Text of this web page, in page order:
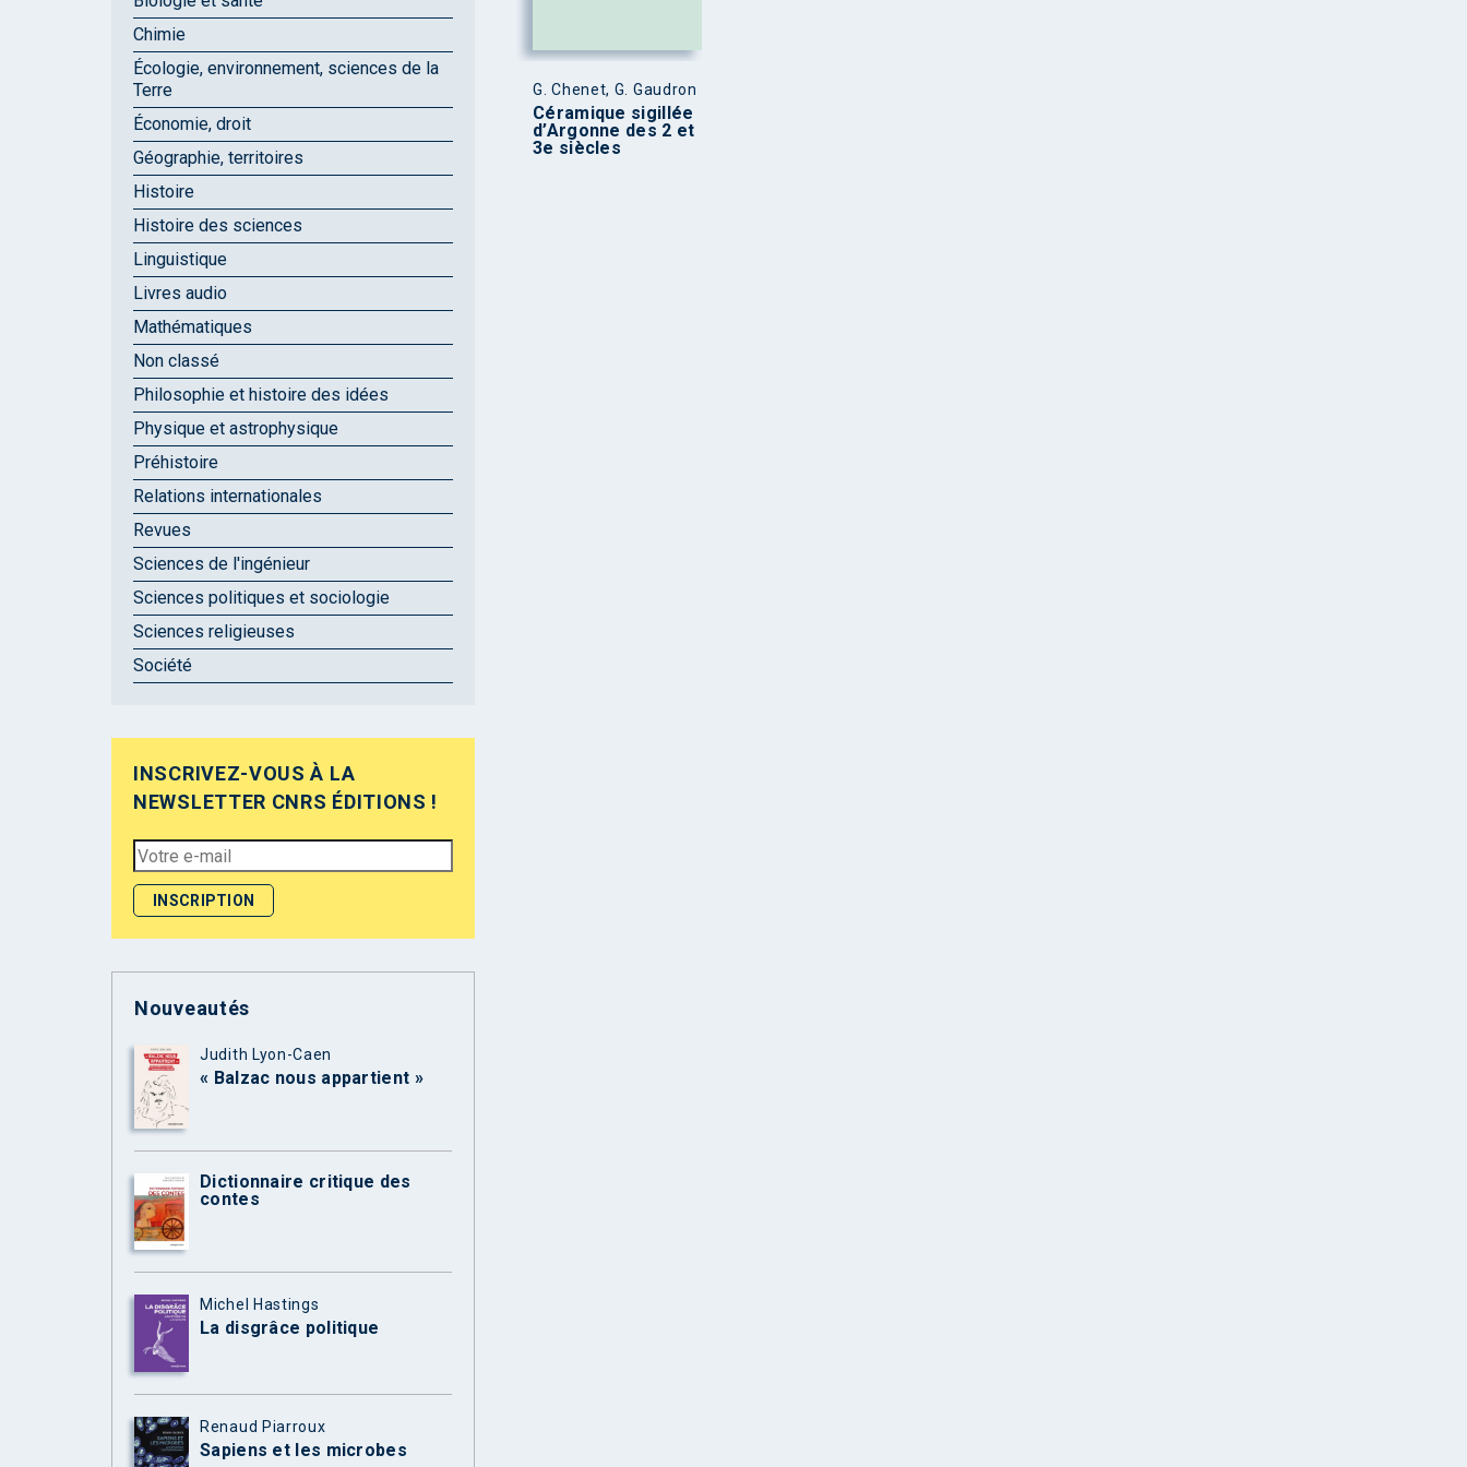
G. Chenet, G. Gaudron
Céramique sigillée
d’Argonne des 2 et
3e siècles
Chimie
Écologie, environnement, sciences de la
Terre
Économie, droit
Géographie, territoires
Histoire
Histoire des sciences
Linguistique
Livres audio
Mathématiques
Non classé
Philosophie et histoire des idées
Physique et astrophysique
Préhistoire
Relations internationales
Revues
Sciences de l'ingénieur
Sciences politiques et sociologie
Sciences religieuses
Société
INSCRIVEZ-VOUS À LA
NEWSLETTER CNRS ÉDITIONS !
Nouveautés
Judith Lyon-Caen
« Balzac nous appartient »
Dictionnaire critique des
contes
Michel Hastings
La disgrâce politique
Renaud Piarroux
Sapiens et les microbes